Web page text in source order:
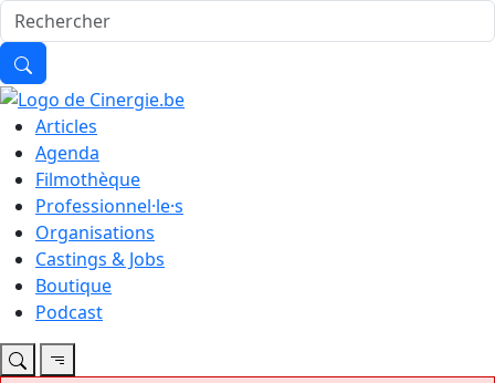
Articles
Agenda
Filmothèque
Professionnel·le·s
Organisations
Castings & Jobs
Boutique
Podcast